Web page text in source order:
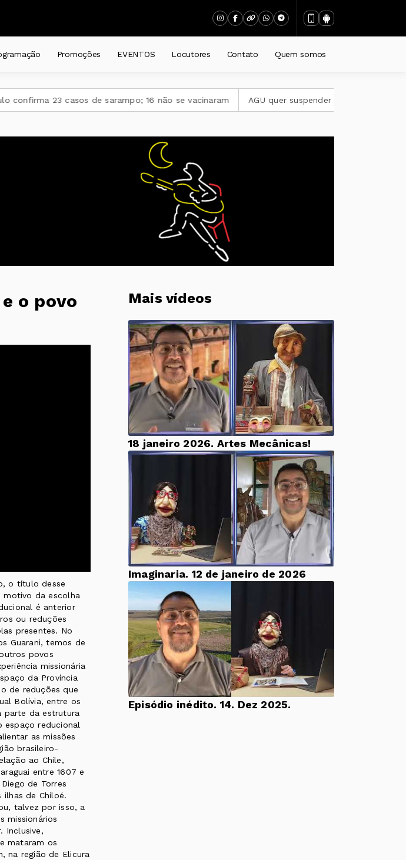
com DJ CADEIRA CATIVA
Promoções EVENTOS Locutores Contato Quem somos
casos de sarampo; 16 não se vacinaram AGU quer suspender a plataforma Discord no
o povo
Mais vídeos
18 janeiro 2026. Artes Mecânicas!
Imaginaria. 12 de janeiro de 2026
Episódio inédito. 14. Dez 2025.
o título desse
motivo da escolha
é anterior
ou reduções
presentes. No
Guarani, temos de
povos
missionária
da Província
de reduções que
Bolívia, entre os
parte da estrutura
espaço reducional
as missões
brasileiro-
ao Chile,
entre 1607 e
de Torres
de Chiloé.
talvez por isso, a
missionários
Inclusive,
mataram os
na região de Elicura